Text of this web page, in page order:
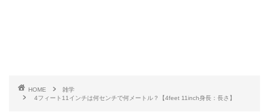
HOME
雑学
4フィート11インチは何センチで何メートル？【4feet 11inch身長：長さ】